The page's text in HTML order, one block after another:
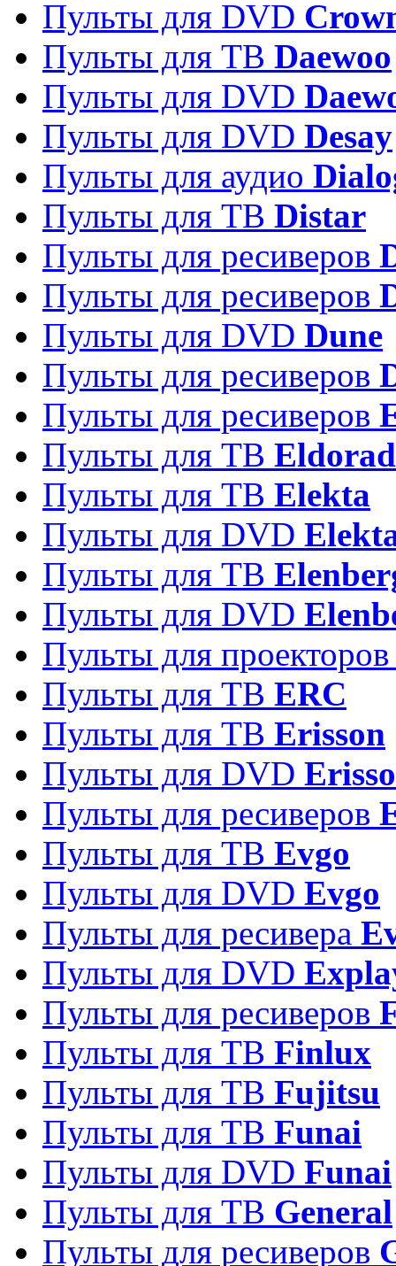
Пульты для DVD
Пульты для ТВ Daewoo
Пульты для DVD
Пульты для DVD Desay
Пульты для аудио
Пульты для ТВ Distar
Пульты для ресиверов
Пульты для ресиверов
Пульты для DVD Dune
Пульты для ресиверов
Пульты для ресиверов
Пульты для ТВ
Пульты для ТВ Elekta
Пульты для DVD
Пульты для ТВ
Пульты для DVD
Пульты для
Пульты для ТВ ERC
Пульты для ТВ Erisson
Пульты для DVD
Пульты для ресиверов
Пульты для ТВ Evgo
Пульты для DVD Evgo
Пульты для ресивера
Пульты для DVD
Пульты для ресиверов
Пульты для ТВ Finlux
Пульты для ТВ Fujitsu
Пульты для ТВ Funai
Пульты для DVD Funai
Пульты для ТВ General
Пульты для ресиверов